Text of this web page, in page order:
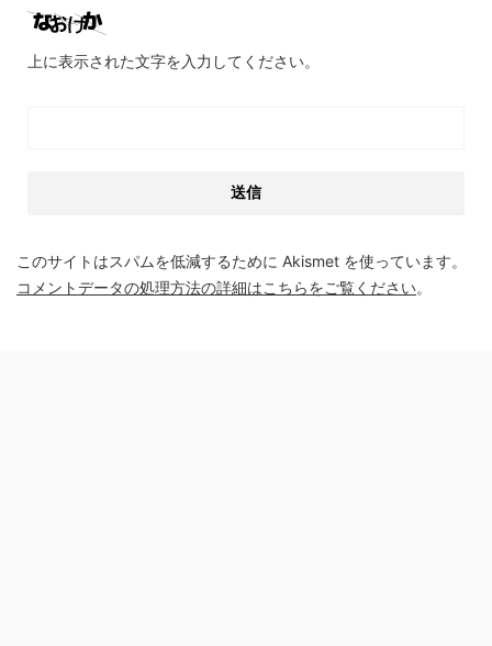
上に表示された文字を入力してください。
このサイトはスパムを低減するために Akismet を使っています。
コメントデータの処理方法の詳細はこちらをご覧ください。